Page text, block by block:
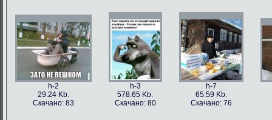
h-2
29.24 Kb.
Скачано: 83
h-3
578.65 Kb.
Скачано: 80
h-7
65.59 Kb.
Скачано: 76